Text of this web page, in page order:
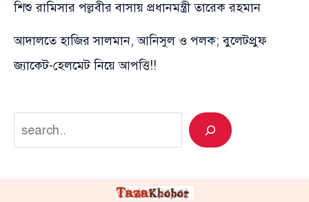
শিশু রামিসার পল্লবীর বাসায় প্রধানমন্ত্রী তারেক রহমান
আদালতে হাজির সালমান, আনিসুল ও পলক; বুলেটপ্রুফ
জ্যাকেট-হেলমেট নিয়ে আপত্তি!!
Search